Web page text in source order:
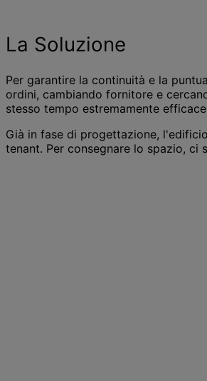
La Soluzione
Per garantire la continuità e la
ordini, cambiando fornitore e
stesso tempo estremamente
Già in fase di progettazione,
tenant. Per consegnare lo spazio,